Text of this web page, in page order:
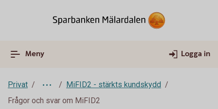
Meny Logga in
Privat
MiFID2 - stärkts kundskydd
Frågor och svar om MiFID2